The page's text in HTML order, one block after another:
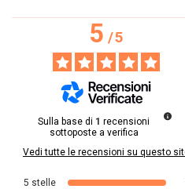
5/5
Sulla base di 1 recensioni
sottoposte a verifica
Vedi tutte le recensioni su questo
5 stelle